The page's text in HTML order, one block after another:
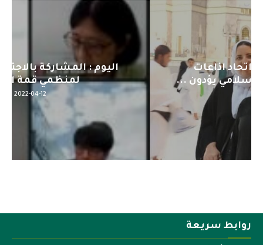
اليوم : المشاركة بالاجتماع التحضيري
لمنظمي قمة اسيا...
2022-04-12
روابط سريعة